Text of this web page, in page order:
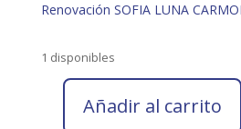
Renovación SOFIA LUNA
1 disponibles
Añadir al carrito